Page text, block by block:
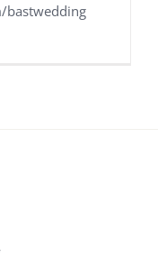
bastwedding